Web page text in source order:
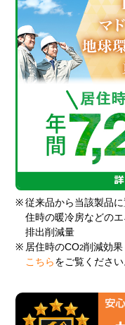
※ 従来品から当該製品
住時の暖冷房などの
排出削減量
※ 居住時のCO2削減効果
こちら をご覧ください